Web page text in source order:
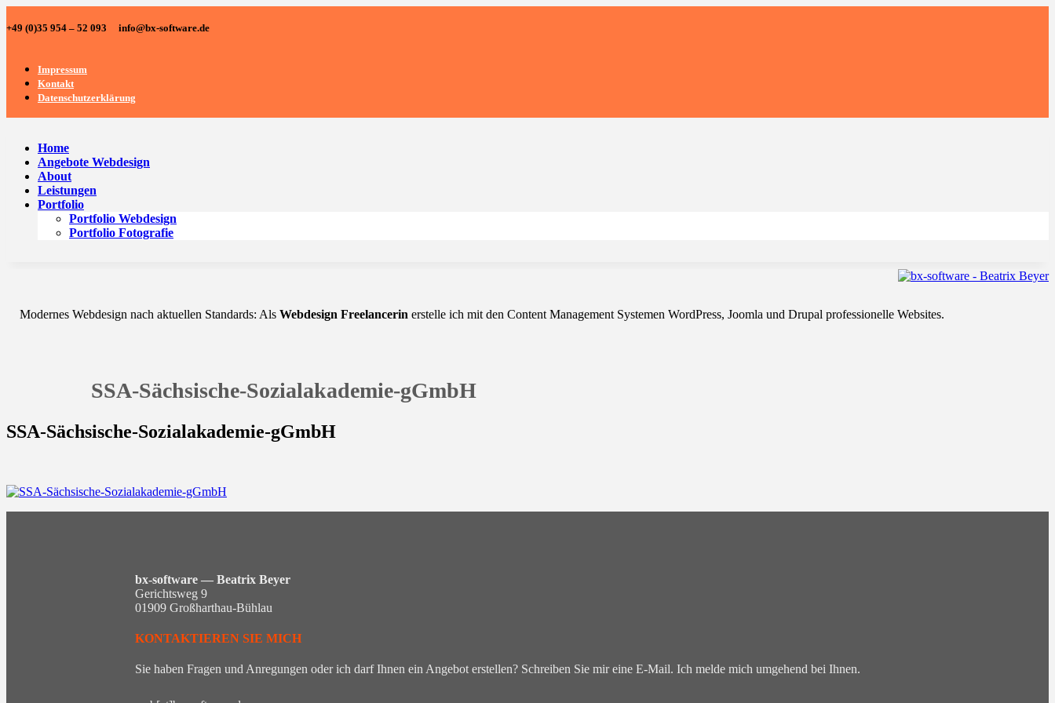
+49 (0)35 954 – 52 093 info@bx-software.de
Impressum
Kontakt
Datenschutzerklärung
Home
Angebote Webdesign
About
Leistungen
Portfolio
Portfolio Webdesign
Portfolio Fotografie
Modernes Webdesign nach aktuellen Standards: Als Webdesign Freelancerin erstelle ich mit den Content Management Systemen WordPress, Joomla und Drupal professionelle Websites.
SSA-Sächsische-Sozialakademie-gGmbH
SSA-Sächsische-Sozialakademie-gGmbH
bx-software — Beatrix Beyer
Gerichtsweg 9
01909 Großharthau-Bühlau
KONTAKTIEREN SIE MICH
Sie haben Fragen und Anregungen oder ich darf Ihnen ein Angebot erstellen? Schreiben Sie mir eine E-Mail. Ich melde mich umgehend bei Ihnen.